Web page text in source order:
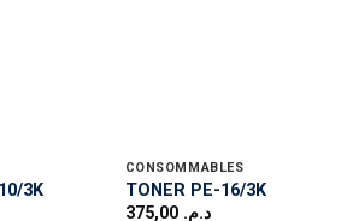
3K
CONSOMMABLES
TONER PE-16/3K
د.م. 375,00